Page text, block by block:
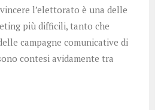
l’elettorato è una delle
più difficili, tanto che
campagne comunicative di
contesi avidamente tra